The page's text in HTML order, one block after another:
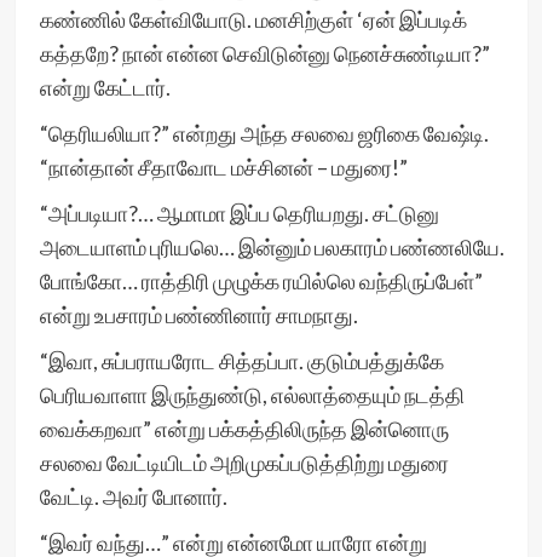
கண்ணில் கேள்வியோடு. மனசிற்குள் ‘ஏன் இப்படிக்
கத்தறே? நான் என்ன செவிடுன்னு நெனச்சுண்டியா?”
என்று கேட்டார்.
“தெரியலியா?” என்றது அந்த சலவை ஜரிகை வேஷ்டி.
“நான்தான் சீதாவோட மச்சினன் – மதுரை!”
“அப்படியா?… ஆமாமா இப்ப தெரியறது. சட்டுனு
அடையாளம் புரியலெ… இன்னும் பலகாரம் பண்ணலியே.
போங்கோ… ராத்திரி முழுக்க ரயில்லெ வந்திருப்பேள்”
என்று உபசாரம் பண்ணினார் சாமநாது.
“இவா, சுப்பராயரோட சித்தப்பா. குடும்பத்துக்கே
பெரியவாளா இருந்துண்டு, எல்லாத்தையும் நடத்தி
வைக்கறவா” என்று பக்கத்திலிருந்த இன்னொரு
சலவை வேட்டியிடம் அறிமுகப்படுத்திற்று மதுரை
வேட்டி. அவர் போனார்.
“இவர் வந்து…” என்று என்னமோ யாரோ என்று